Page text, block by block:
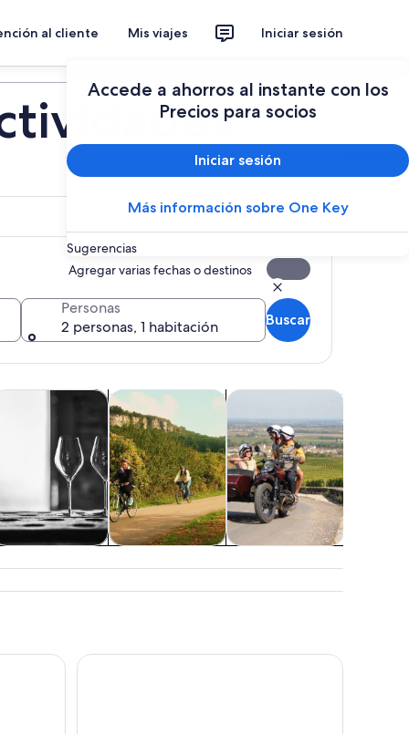
al cliente Mis viajes Iniciar sesión
Accede a ahorros al instante con los
Precios para socios
Iniciar sesión
Más información sobre One Key
Sugerencias
Agregar varias fechas o destinos
Personas
2 personas, 1 habitación
Buscar
pestaña
pestaña Se abrirá en una nueva pestaña
y talleres Se abrirá en una nueva pestaña
actividades al
aire libre
Aventura y actividades al aire libre Se abrirá
temporada y días
festivos
Tours por temporada y
- Degustación - Ventas
Tour de Beaune en grupo pequeño por Borgoña